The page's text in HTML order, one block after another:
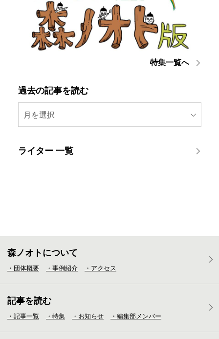
特集一覧へ
過去の記事を読む
月を選択
ライター 一覧
森ノオトについて
・団体概要 ・事例紹介 ・アクセス
記事を読む
・記事一覧 ・特集 ・お知らせ ・編集部メンバー